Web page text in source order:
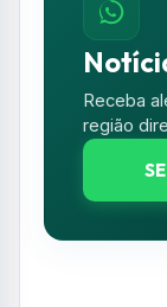
Receba
região